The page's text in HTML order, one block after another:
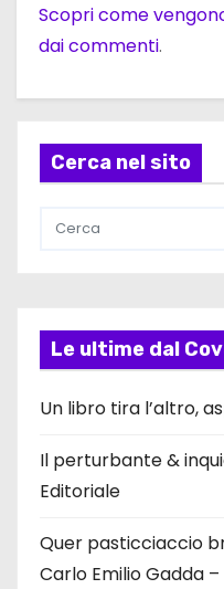
Scopri come
dai commenti.
Cerca nel sito
Le ultime dal
Un libro tira l’altro,
Il perturbante &
Editoriale
Quer pasticciaccio
Carlo Emilio Gadda